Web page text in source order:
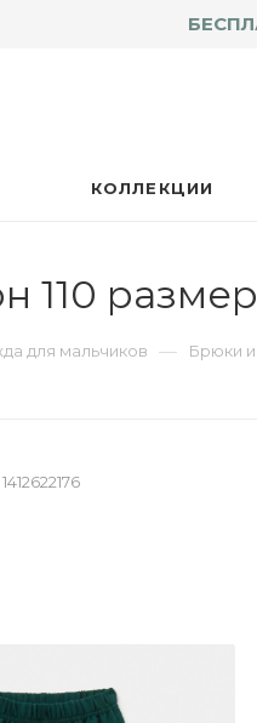
КОЛЛЕКЦИИ
110
для мальчиков — Брюки
1412622176